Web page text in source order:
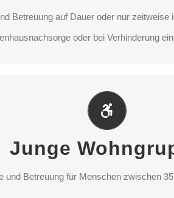
Betreuung auf Dauer oder nur zeitweise
oder bei Verhinderung
Junge
und Betreuung für Menschen zwischen
Junge Wohngruppe
und Betreuung für Menschen zwischen 35